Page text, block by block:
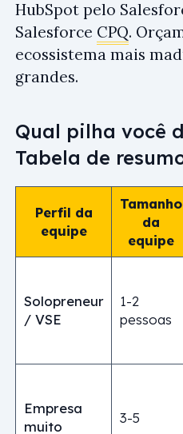
HubSpot pelo
Salesforce CPQ.
ecossistema mais
grandes.
Qual pilha você
Tabela de
Perfil da
equipe
Tamanho
da
equipe
Solopreneur
/ VSE
1-2
pessoas
Empresa
muito
3-5